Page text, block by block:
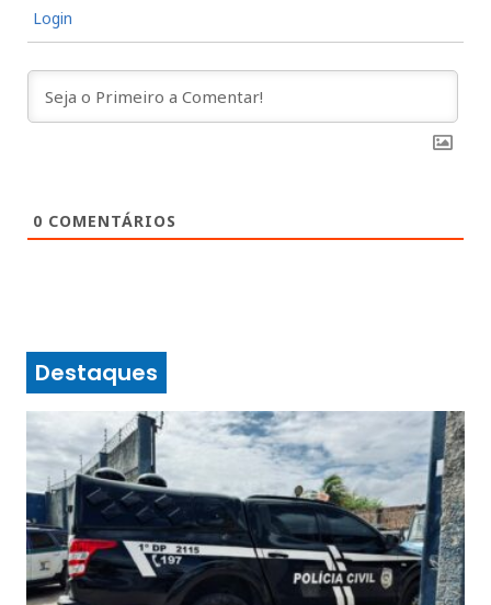
Login
0 COMENTÁRIOS
Destaques